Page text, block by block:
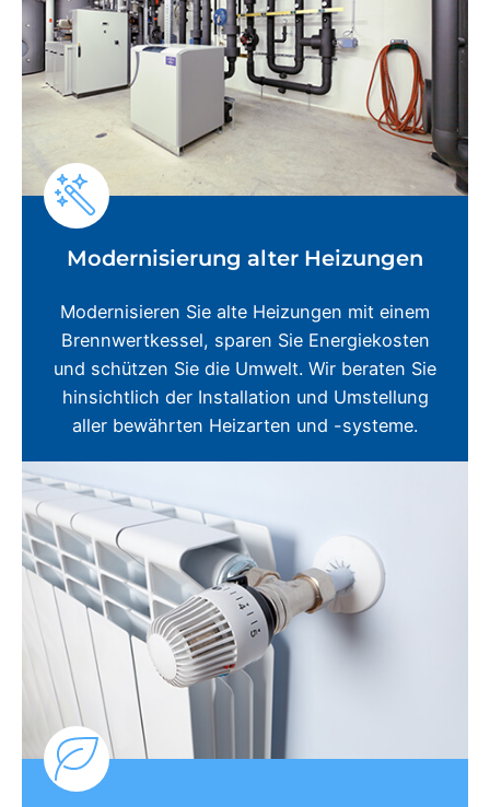
Modernisierung alter Heizungen
Modernisieren Sie alte Heizungen mit einem
Brennwertkessel, sparen Sie Energiekosten
und schützen Sie die Umwelt. Wir beraten Sie
hinsichtlich der Installation und Umstellung
aller bewährten Heizarten und -systeme.